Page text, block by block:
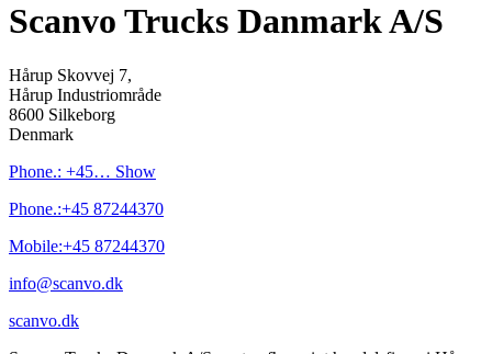
Scanvo Trucks Danmark A/S
Hårup Skovvej 7,
Hårup Industriområde
8600 Silkeborg
Denmark
Phone.: +45… Show
Phone.:+45 87244370
Mobile:+45 87244370
info@scanvo.dk
scanvo.dk